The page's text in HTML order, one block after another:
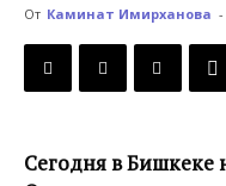
Кыргызстана
От Каминат Имирханова -
Сегодня в Бишкеке